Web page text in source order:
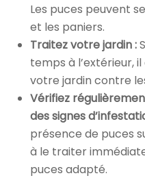
Les puces peuvent
et les paniers.
Traitez votre jardin :
temps à l’extérieur,
votre jardin contre
Vérifiez
des signes
présence de puces
à le traiter
puces adapté.